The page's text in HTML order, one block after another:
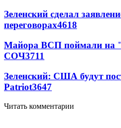
Зеленский сделал
переговорах4618
Майора ВСП поймали на
СОЧ3711
Зеленский: США будут
Patriot3647
Читать комментарии